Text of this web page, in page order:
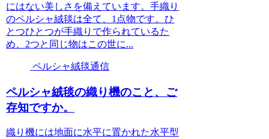
にはない美しさを備えています。手織り
のペルシャ絨毯は全て、1点物です。ひ
とつひとつが手織りで作られているた
め、2つと同じ物はこの世に...
ペルシャ絨毯通信
ペルシャ絨毯の織り機のこと、ご
存知ですか。
織り機には地面に水平に置かれた水平型